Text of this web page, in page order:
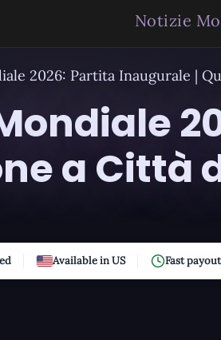
Notizie
2026: Partita Inaugurale |
a Città
Available in US Fast